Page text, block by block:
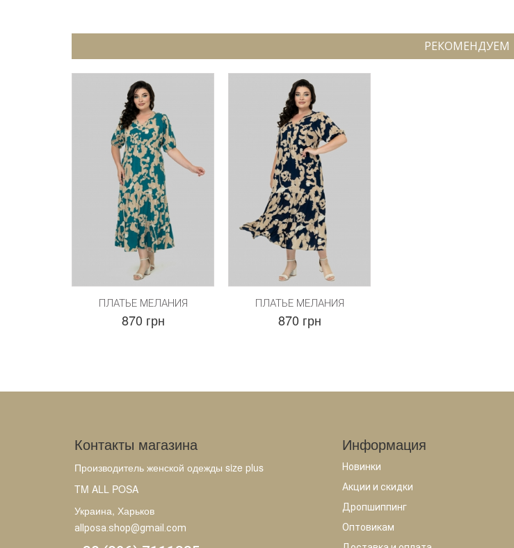
РЕКОМЕНДУЕМ
ПЛАТЬЕ МЕЛАНИЯ
870 грн
ПЛАТЬЕ МЕЛАНИЯ
870 грн
Контакты магазина
Производитель женской одежды size plus
TM ALL POSA
Украина, Харьков
allposa.shop@gmail.com
Информация
Новинки
Акции и скидки
Дропшиппинг
Оптовикам